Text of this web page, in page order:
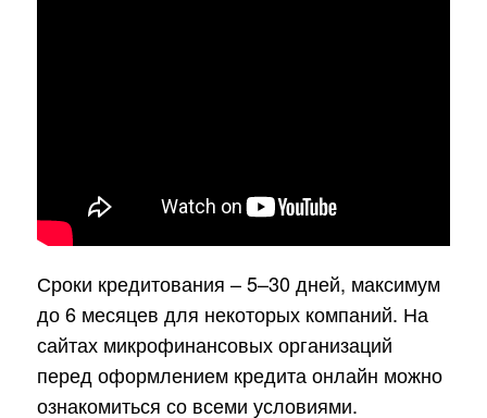
Сроки кредитования – 5–30 дней, максимум
до 6 месяцев для некоторых компаний. На
сайтах микрофинансовых организаций
перед оформлением кредита онлайн можно
ознакомиться со всеми условиями.